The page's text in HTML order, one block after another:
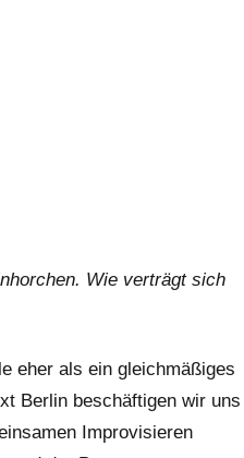
Wie verträgt sich
eher als ein gleichmäßiges
Berlin beschäftigen wir uns
Improvisieren